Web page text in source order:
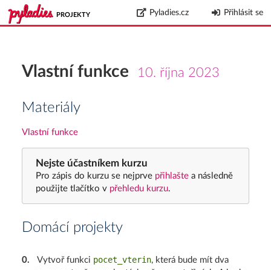
PROJEKTY Pyladies.cz Přihlásit se
Vlastní funkce 10. října 2023
Materiály
Vlastní funkce
Nejste účastníkem kurzu
Pro zápis do kurzu se nejprvepřihlašte a následně
použijte tlačítko vpřehledu kurzu.
Domácí projekty
0. Vytvoř funkci pocet_vterin, která bude mít dva